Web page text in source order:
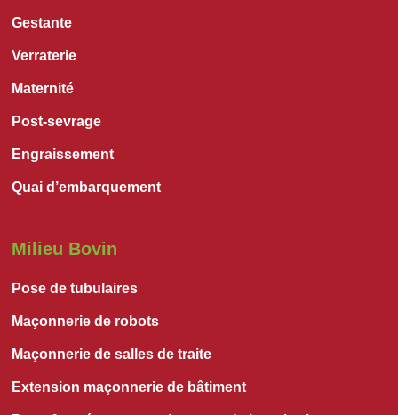
Gestante
Verraterie
Maternité
Post-sevrage
Engraissement
Quai d’embarquement
Milieu Bovin
Pose de tubulaires
Maçonnerie de robots
Maçonnerie de salles de traite
Extension maçonnerie de bâtiment